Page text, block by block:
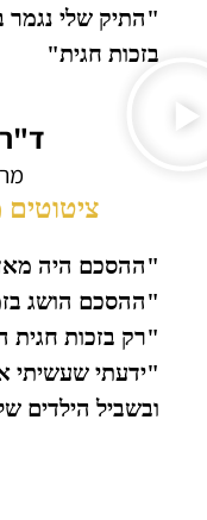
"התיק שלי נגמר
בזכות חגית"
"ההסכם היה
"ההסכם הושג
"רק בזכות חגית
"ידעתי שעשיתי
ובשביל הילדים